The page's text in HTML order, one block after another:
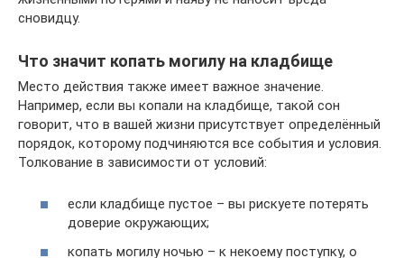
сновидцу.
Что значит копать могилу на кладбище
Место действия также имеет важное значение.
Например, если вы копали на кладбище, такой сон
говорит, что в вашей жизни присутствует определённый
порядок, которому подчиняются все события и условия.
Толкование в зависимости от условий:
если кладбище пустое – вы рискуете потерять
доверие окружающих;
копать могилу ночью – к некоему поступку, о